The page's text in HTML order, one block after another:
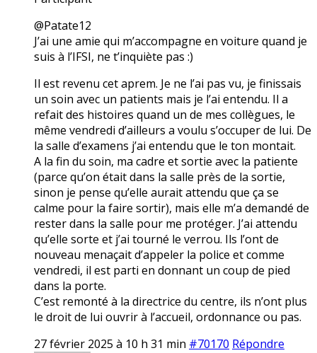
@Patate12
J’ai une amie qui m’accompagne en voiture quand je
suis à l’IFSI, ne t’inquiète pas :)
Il est revenu cet aprem. Je ne l’ai pas vu, je finissais
un soin avec un patients mais je l’ai entendu. Il a
refait des histoires quand un de mes collègues, le
même vendredi d’ailleurs a voulu s’occuper de lui. De
la salle d’examens j’ai entendu que le ton montait.
A la fin du soin, ma cadre et sortie avec la patiente
(parce qu’on était dans la salle près de la sortie,
sinon je pense qu’elle aurait attendu que ça se
calme pour la faire sortir), mais elle m’a demandé de
rester dans la salle pour me protéger. J’ai attendu
qu’elle sorte et j’ai tourné le verrou. Ils l’ont de
nouveau menaçait d’appeler la police et comme
vendredi, il est parti en donnant un coup de pied
dans la porte.
C’est remonté à la directrice du centre, ils n’ont plus
le droit de lui ouvrir à l’accueil, ordonnance ou pas.
27 février 2025 à 10 h 31 min #70170 Répondre